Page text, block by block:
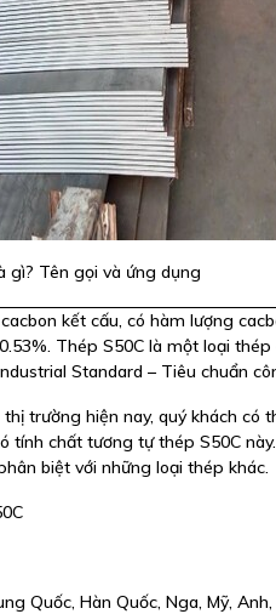
gì? Tên gọi và ứng dụng
kết cấu, có hàm lượng
Thép S50C là một loại
Standard – Tiêu chuẩn
trường hiện nay, quý khách
tính chất tương tự thép S50C
biệt với những loại thép khác.
Quốc, Hàn Quốc, Nga, Mỹ,